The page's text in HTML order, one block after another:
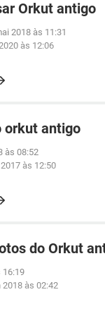
Orkut antigo
2018 às 11:31
às 12:06
orkut antigo
às 08:52
às 12:50
do Orkut
16:19
2018 às 02:42